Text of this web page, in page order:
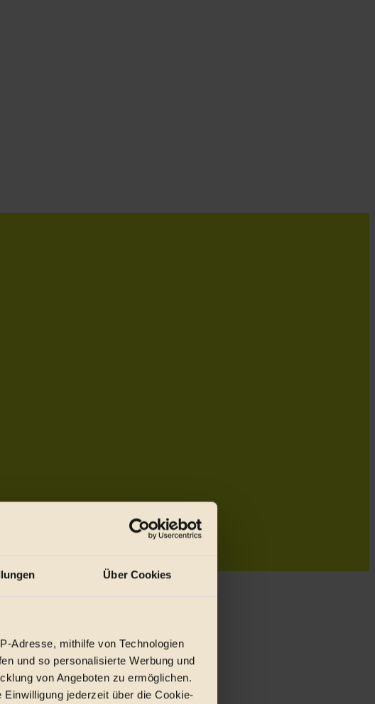
Über Cookies
Adresse, mithilfe von Technologien
und so personalisierte Werbung und
von Angeboten zu ermöglichen.
jederzeit über die Cookie-